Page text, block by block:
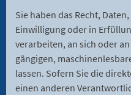
Sie haben das Recht,
Einwilligung oder in
verarbeiten, an sich oder
gängigen,
lassen. Sofern Sie die
einen anderen